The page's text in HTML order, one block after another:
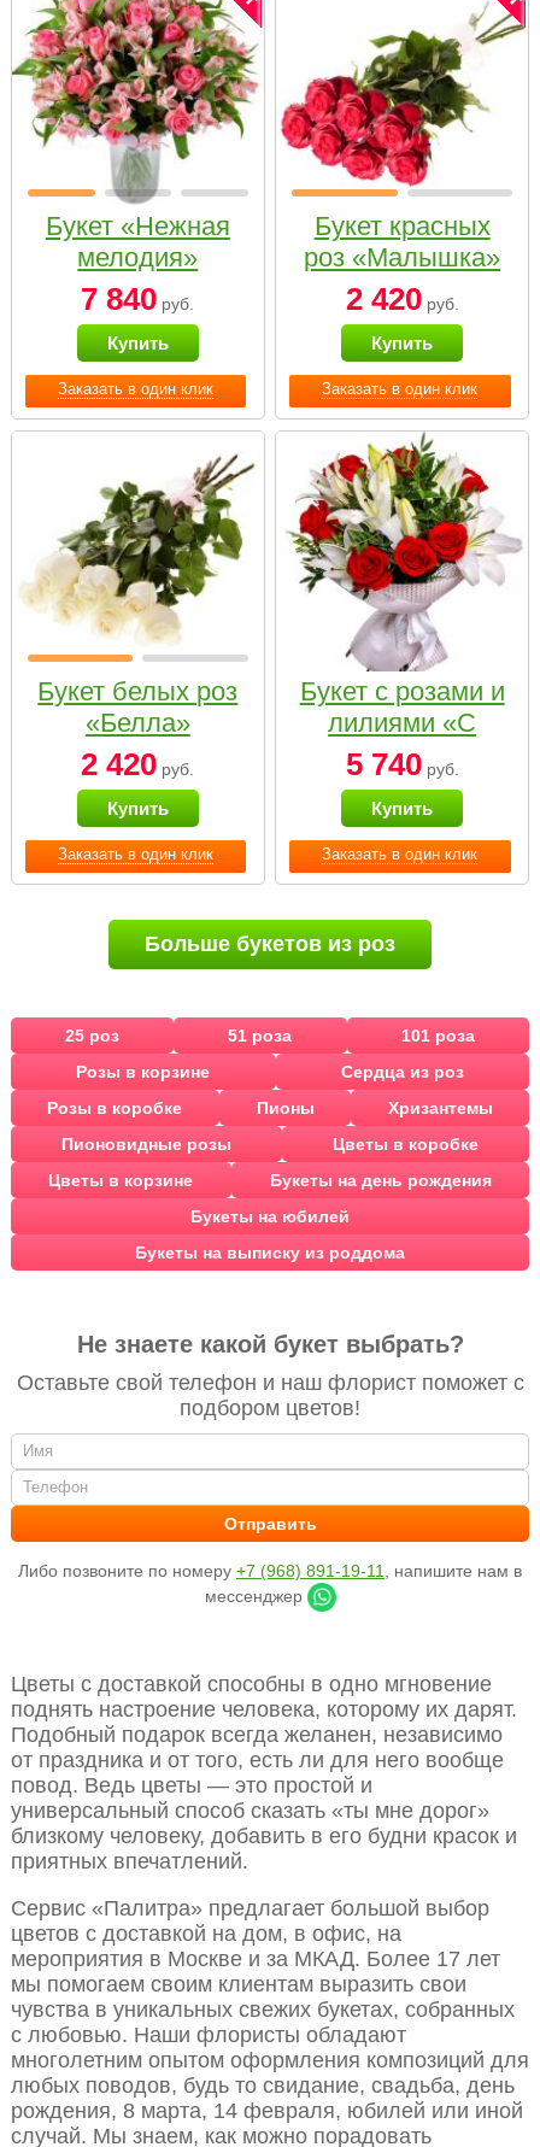
Заказать в один клик
Букет «Нежная
мелодия»
7 840 руб.
Купить
Заказать в один клик
Букет красных
роз «Малышка»
2 420руб.
Купить
Заказать в один клик
Букет белых роз
«Белла»
2 420 руб.
Купить
Заказать в один клик
Букет с розами и
лилиями «С
наилучшими
пожеланиями»
5 740руб.
Купить
Больше букетов из роз
25 роз 51 роза
101 роза
Розы в корзине
Сердца из роз
Розы в коробке
Пионы
Хризантемы
Пионовидные розы
Цветы в коробке
Цветы в корзине
Букеты на день рождения
Букеты на юбилей
Букеты на выписку из роддома
Не знаете какой букет выбрать?
Оставьте свой телефон и наш флорист поможет с
подбором цветов!
Либо позвоните по номеру +7 (968) 891-19-11
, напишите нам в
мессенджер
Цветы с доставкой способны в одно мгновение
поднять настроение человека, которому их дарят.
Подобный подарок всегда желанен, независимо
от праздника и от того, есть ли для него вообще
повод. Ведь цветы — это простой и
универсальный способ сказать «ты мне дорог»
близкому человеку, добавить в его будни красок и
приятных впечатлений.
Сервис «Палитра» предлагает большой выбор
цветов с доставкой на дом, в офис, на
мероприятия в Москве и за МКАД. Более 17 лет
мы помогаем своим клиентам выразить свои
чувства в уникальных свежих букетах, собранных
с любовью. Наши флористы обладают
многолетним опытом оформления композиций для
любых поводов, будь то свидание, свадьба, день
рождения, 8 марта, 14 февраля, юбилей или иной
случай. Мы знаем, как можно порадовать